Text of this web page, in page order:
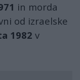
in morda
od izraelske
1982 v